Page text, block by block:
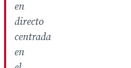
en
directo
centrada
en